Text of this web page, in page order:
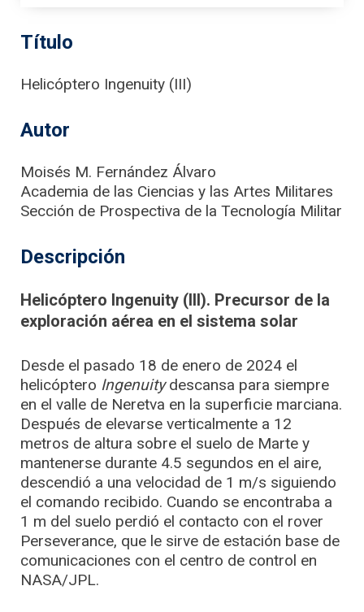
Título
Helicóptero Ingenuity (III)
Autor
Moisés M. Fernández Álvaro
Academia de las Ciencias y las Artes Militares
Sección de Prospectiva de la Tecnología Militar
Descripción
Helicóptero Ingenuity (III). Precursor de la
exploración aérea en el sistema solar
Desde el pasado 18 de enero de 2024 el
helicóptero Ingenuitydescansa para siempre
en el valle de Neretva en la superficie marciana.
Después de elevarse verticalmente a 12
metros de altura sobre el suelo de Marte y
mantenerse durante 4.5 segundos en el aire,
descendió a una velocidad de 1 m/s siguiendo
el comando recibido. Cuando se encontraba a
1 m del suelo perdió el contacto con el rover
Perseverance, que le sirve de estación base de
comunicaciones con el centro de control en
NASA/JPL.